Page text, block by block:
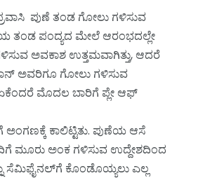
ಪುಣೆ ತಂಡ ಗೋಲು ಗಳಿಸುವ
ತಂಡ ಪಂದ್ಯದ ಮೇಲೆ ಆರಂಭದಲ್ಲೇ
ಅವಕಾಶ ಉತ್ತಮವಾಗಿತ್ತು, ಆದರೆ
ಖಾನ್ ಅವರಿಗೂ ಗೋಲು ಗಳಿಸುವ
ಮೊದಲ ಬಾರಿಗೆ ಪ್ಲೇ ಆಫ್
ಕಾಲಿಟ್ಟಿತು. ಪುಣೆಯ ಆಸೆ
ಮೂರು ಅಂಕ ಗಳಿಸುವ ಉದ್ದೇಶದಿಂದ
ಸೆಮಿಫೈನಲ್‌ಗೆ ಕೊಂಡೊಯ್ಯಲು ಎಲ್ಲ